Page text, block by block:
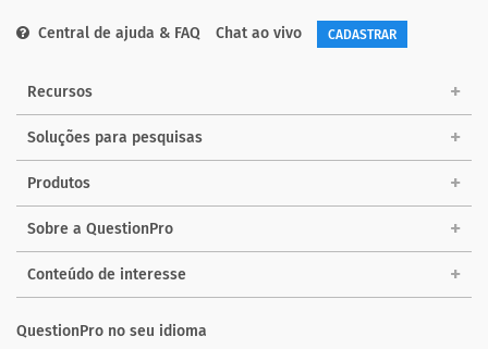
Central de ajuda & FAQ Chat ao vivo CADASTRAR
Recursos
Soluções para pesquisas
Produtos
Sobre a QuestionPro
Conteúdo de interesse
QuestionPro no seu idioma